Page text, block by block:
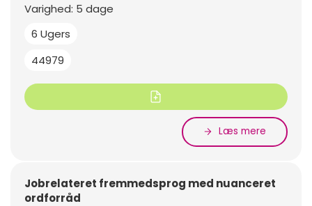
6 Ugers
44979
Læs mere
Varighed: 5 dage
Jobrelateret fremmedsprog med nuanceret
ordforråd